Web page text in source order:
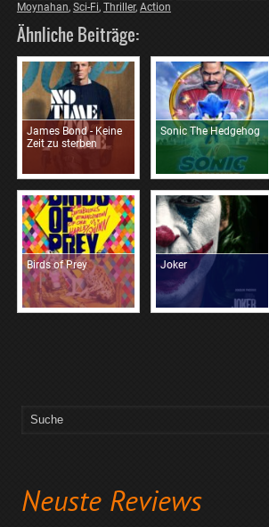
Neuste Reviews
Moynahan, Sci-Fi, Thriller, Action
Ähnliche Beiträge:
James Bond - Keine
Zeit zu sterben
Sonic The Hedgehog
Birds of Prey Joker